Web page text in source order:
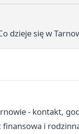
dzieje się w
- kontakt,
finansowa i